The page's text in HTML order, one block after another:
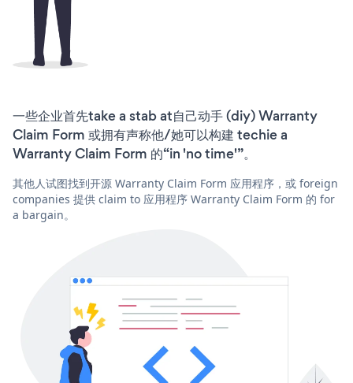
一些企业首先take a stab at自己动手 (diy) Warranty
Claim Form 或拥有声称他/她可以构建 techie a
Warranty Claim Form 的“in 'no time'”。
其他人试图找到开源 Warranty Claim Form 应用程序，或 foreign
companies 提供 claim to 应用程序 Warranty Claim Form 的 for
a bargain。